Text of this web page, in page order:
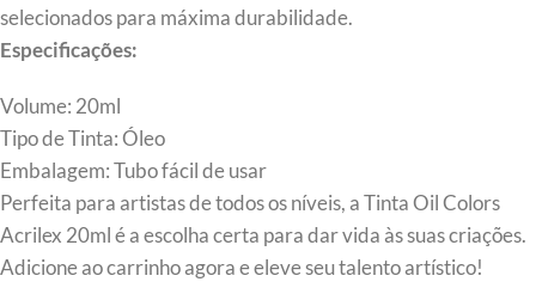
selecionados para máxima durabilidade.
Especificações:
Volume: 20ml
Tipo de Tinta: Óleo
Embalagem: Tubo fácil de usar
Perfeita para artistas de todos os níveis, a Tinta Oil Colors
Acrilex 20ml é a escolha certa para dar vida às suas criações.
Adicione ao carrinho agora e eleve seu talento artístico!